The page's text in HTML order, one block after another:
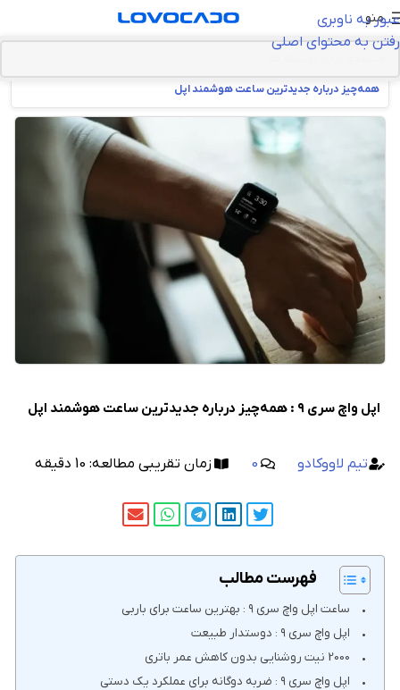
عبور به ناوبری
رفتن به محتوای اصلی
منو
همه‌چیز درباره جدیدترین ساعت هوشمند اپل
اپل واچ سری ۹ : همه‌چیز درباره جدیدترین ساعت هوشمند اپل
تیم لاووکادو 0 زمان تقریبی مطالعه: 10 دقیقه
فهرست مطالب
ساعت اپل واچ سری ۹ : بهترین ساعت برای باربی
اپل واچ سری ۹ : دوستدار طبیعت
2000 نیت روشنایی بدون کاهش عمر باتری
اپل واچ سری ۹ : ضربه دوگانه برای عملکرد یک دستی